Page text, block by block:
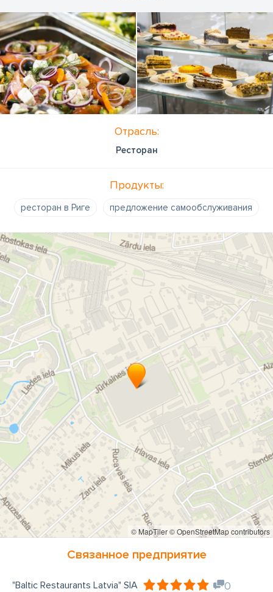
Отрасль:
Ресторан
Продукты:
ресторан в Риге предложение самообслуживания
© MapTiler© OpenStreetMap contributors
Связанное предприятие
"Baltic Restaurants Latvia" SIA 0